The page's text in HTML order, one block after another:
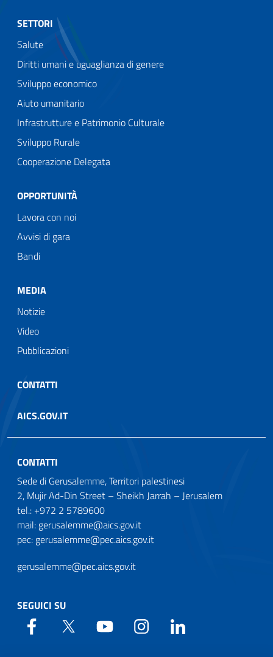
SETTORI
Salute
Diritti umani e uguaglianza di genere
Sviluppo economico
Aiuto umanitario
Infrastrutture e Patrimonio Culturale
Sviluppo Rurale
Cooperazione Delegata
OPPORTUNITÀ
Lavora con noi
Avvisi di gara
Bandi
MEDIA
Notizie
Video
Pubblicazioni
CONTATTI
AICS.GOV.IT
CONTATTI
Sede di Gerusalemme, Territori palestinesi
2, Mujir Ad-Din Street – Sheikh Jarrah – Jerusalem
tel.: +972 2 5789600
mail: gerusalemme@aics.gov.it
pec: gerusalemme@pec.aics.gov.it
gerusalemme@pec.aics.gov.it
SEGUICI SU